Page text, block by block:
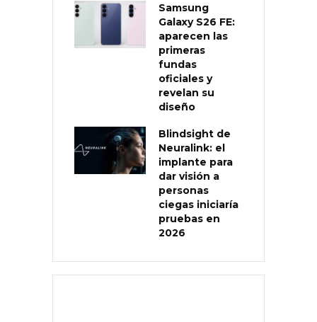
Samsung
Galaxy S26 FE:
aparecen las
primeras
fundas
oficiales y
revelan su
diseño
Blindsight de
Neuralink: el
implante para
dar visión a
personas
ciegas iniciaría
pruebas en
2026